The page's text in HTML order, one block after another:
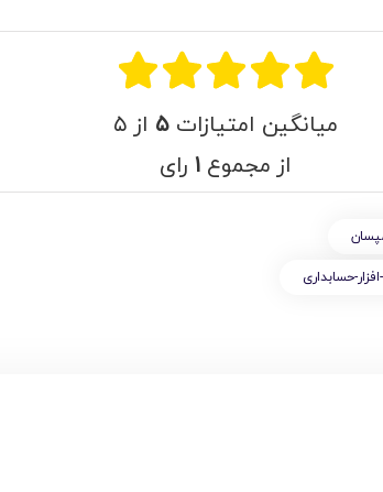
میانگین امتیازات ۵ از ۵
از مجموع ۱ رای
حسابداری